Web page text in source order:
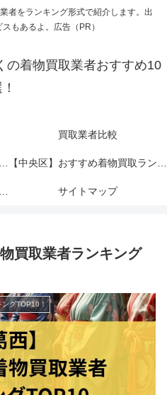
者をランキング形式で紹介します。出
もあるよ。広告（PR）
の着物買取業者おすすめ10
買取業者比較
【新宿区】おすすめ着物買取業者ランキングTOP10！ 【中央区】おすすめ着物買取ランキングTOP10！
【渋谷区】おすすめ着物買取業者ランキングTOP10！ サイトマップ
買取業者ランキング
グTOP10！